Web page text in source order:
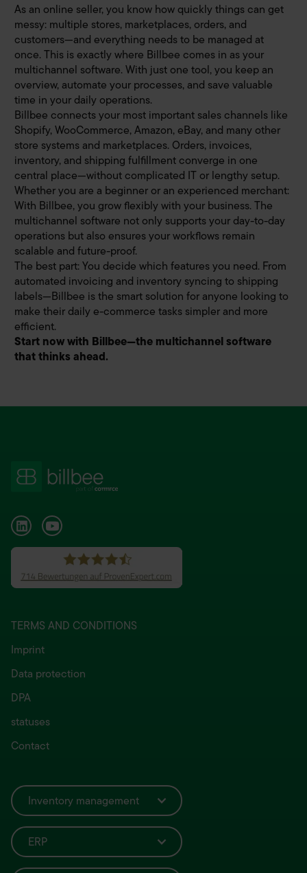
As an online seller, you know how quickly things can get
messy: multiple stores, marketplaces, orders, and
customers—and everything needs to be managed at
once. This is exactly where Billbee comes in as your
multichannel software. With just one tool, you keep an
overview, automate your processes, and save valuable
time in your daily operations.
Billbee connects your most important sales channels like
Shopify, WooCommerce, Amazon, eBay, and many other
store systems and marketplaces. Orders, invoices,
inventory, and shipping fulfillment converge in one
central place—without complicated IT or lengthy setup.
Whether you are a beginner or an experienced merchant:
With Billbee, you grow flexibly with your business. The
multichannel software not only supports your day-to-day
operations but also ensures your workflows remain
scalable and future-proof.
The best part: You decide which features you need. From
automated invoicing and inventory syncing to shipping
labels—Billbee is the smart solution for anyone looking to
make their daily e-commerce tasks simpler and more
efficient.
Start now with Billbee—the multichannel software
that thinks ahead.
TERMS AND CONDITIONS
Imprint
Data protection
DPA
statuses
Contact
Inventory management
ERP